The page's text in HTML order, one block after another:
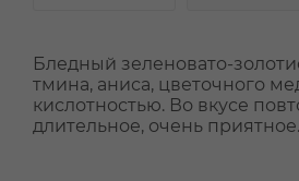
Бледный зеленовато-
тмина, аниса, цветочного
кислотностью. Во вкусе
длительное, очень приятное.